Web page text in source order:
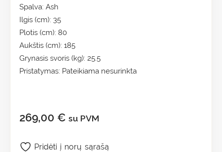
Spalva: Ash
Ilgis (cm): 35
Plotis (cm): 80
Aukštis (cm): 185
Grynasis svoris (kg): 25.5
Pristatymas: Pateikiama nesurinkta
269,00 € su PVM
Pridėti į norų sąrašą